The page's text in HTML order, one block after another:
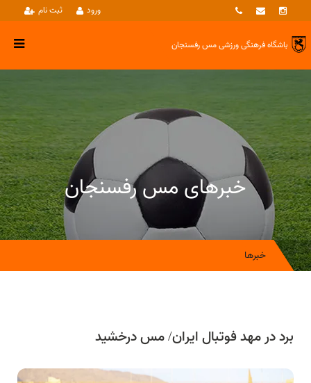
ثبت نام ورود
باشگاه فرهنگی ورزشیمس رفسنجان
خبرهای مس رفسنجان
خبرها
برد در مهد فوتبال ایران/ مس درخشید